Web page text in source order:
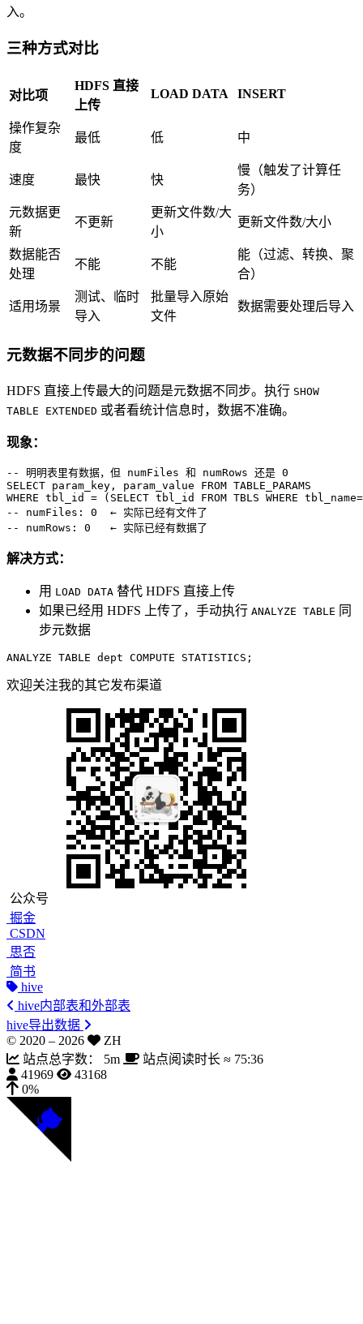
入。
三种方式对比
对比项
HDFS 直接
上传
LOAD DATA INSERT
操作复杂
度
最低 低 中
速度 最快 快
慢（触发了计算任
务）
元数据更
新
不更新
更新文件数/大
小
更新文件数/大小
数据能否
处理
不能 不能
能（过滤、转换、聚
合）
适用场景
测试、临时
导入
批量导入原始
文件
数据需要处理后导入
元数据不同步的问题
HDFS 直接上传最大的问题是元数据不同步。执行 SHOW
TABLE EXTENDED 或者看统计信息时，数据不准确。
现象：
-- 明明表里有数据，但 numFiles 和 numRows 还是 0
SELECT param_key, param_value FROM
WHERE tbl_id = ( SELECT tbl_id FROM TBLS WHERE tbl_name=
-- numFiles: 0  ← 实际已经有文件了
-- numRows: 0   ← 实际已经有数据了
解决方式：
用 LOAD DATA 替代 HDFS 直接上传
如果已经用 HDFS 上传了，手动执行 ANALYZE TABLE 同
步元数据
ANALYZE TABLE dept COMPUTE STATISTICS;
欢迎关注我的其它发布渠道
公众号
掘金
CSDN
思否
简书
hive
hive内部表和外部表
hive导出数据
© 2020 – 2026
ZH
站点总字数：
5m 站点阅读时长 ≈ 75:36
41969
43168
0%